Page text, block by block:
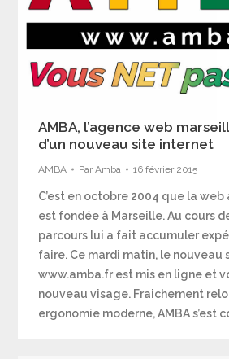
AMBA, l’agence web
d’un nouveau site internet
AMBA ParAmba 16 février 2015
C’est en octobre 2004 que la web
est fondée à Marseille. Au cours
parcours lui a fait accumuler
faire. Ce mardi matin, le nouveau
www.amba.fr est mis en ligne et
nouveau visage. Fraichement
ergonomie moderne, AMBA s’est